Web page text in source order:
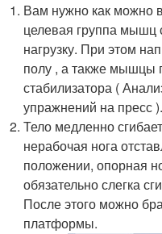
Вам нужно как можно
целевая группа мышц
нагрузку. При этом
полу , а также мышцы
стабилизатора (
упражнений на пресс ).
Тело медленно
нерабочая нога
положении, опорная
обязательно слегка
После этого можно
платформы.